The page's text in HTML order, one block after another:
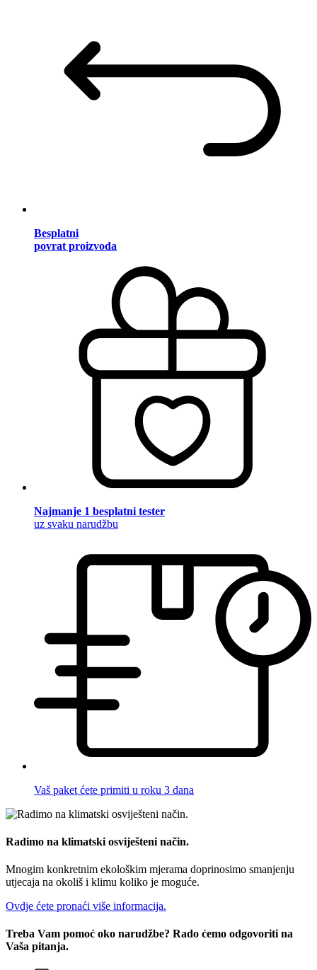
Besplatni
povrat proizvoda
Najmanje 1 besplatni tester
uz svaku narudžbu
Vaš paket ćete primiti u roku 3 dana
Radimo na klimatski osviješteni način.
Mnogim konkretnim ekološkim mjerama doprinosimo smanjenju
utjecaja na okoliš i klimu koliko je moguće.
Ovdje ćete pronaći više informacija.
Treba Vam pomoć oko narudžbe? Rado ćemo odgovoriti na
Vaša pitanja.